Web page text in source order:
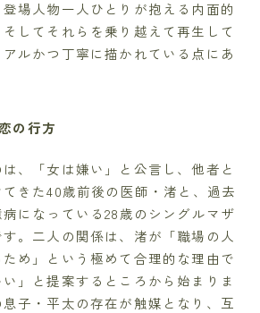
場人物一人ひとりが抱える内面的
してそれらを乗り越えて再生して
ルかつ丁寧に描かれている点にあ
の行方
、「女は嫌い」と公言し、他者と
きた40歳前後の医師・渚と、過去
になっている28歳のシングルマザ
。二人の関係は、渚が「職場の人
め」という極めて合理的な理由で
い」と提案するところから始まりま
子・平太の存在が触媒となり、互